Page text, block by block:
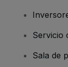
Servicio
Sala de